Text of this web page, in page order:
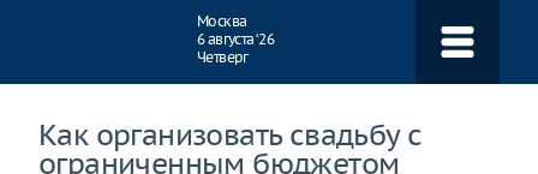
Москва
6 августа ‘26
Четверг
Как организовать свадьбу с
ограниченным бюджетом